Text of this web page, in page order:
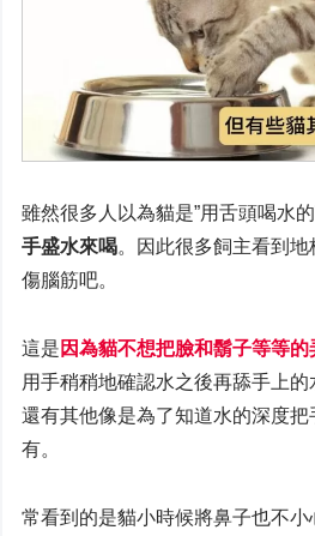
雖然很多人以為貓是”用舌頭喝水
手盛水來喝。因此很多飼主看到
傷腦筋吧。
這是 因為貓不想把臉和鬍子等等的
用手稍稍地確認水之後再舔手上的
還有其他像是為了知道水的深度
有。
常看到的是貓小時候將鼻子也不